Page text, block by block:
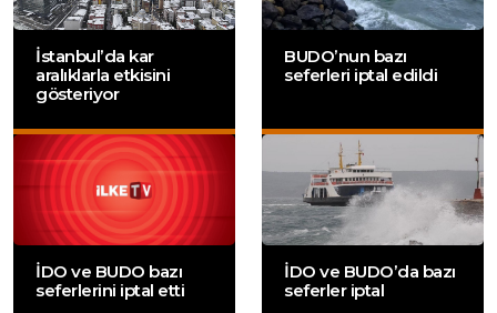
İstanbul’da kar
aralıklarla etkisini
gösteriyor
BUDO’nun bazı
seferleri iptal edildi
İDO ve BUDO bazı
seferlerini iptal etti
İDO ve BUDO’da bazı
seferler iptal